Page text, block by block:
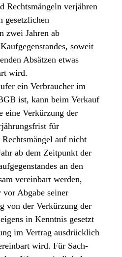
Rechtsmängeln verjähren
gesetzlichen
zwei Jahren ab
soweit
Absätzen etwas
wird.
ein Verbraucher im
ist, kann beim Verkauf
eine Verkürzung der
für
Rechtsmängel auf nicht
ab dem Zeitpunkt der
an den
vereinbart werden,
Abgabe seiner
von der Verkürzung der
in Kenntnis gesetzt
im Vertrag ausdrücklich
wird. Für Sach-